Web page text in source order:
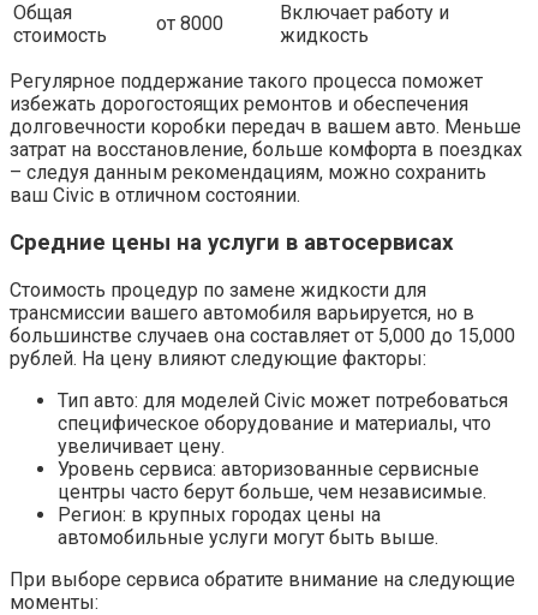
Общая
стоимость
от 8000
Включает работу и
жидкость
Регулярное поддержание такого процесса поможет
избежать дорогостоящих ремонтов и обеспечения
долговечности коробки передач в вашем авто. Меньше
затрат на восстановление, больше комфорта в поездках
– следуя данным рекомендациям, можно сохранить
ваш Civic в отличном состоянии.
Средние цены на услуги в автосервисах
Стоимость процедур по замене жидкости для
трансмиссии вашего автомобиля варьируется, но в
большинстве случаев она составляет от 5,000 до 15,000
рублей. На цену влияют следующие факторы:
Тип авто: для моделей Civic может потребоваться
специфическое оборудование и материалы, что
увеличивает цену.
Уровень сервиса: авторизованные сервисные
центры часто берут больше, чем независимые.
Регион: в крупных городах цены на
автомобильные услуги могут быть выше.
При выборе сервиса обратите внимание на следующие
моменты: